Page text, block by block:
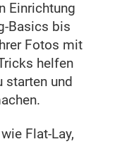
Einrichtung
Basics bis
Fotos mit
helfen
starten und
Flat-Lay,